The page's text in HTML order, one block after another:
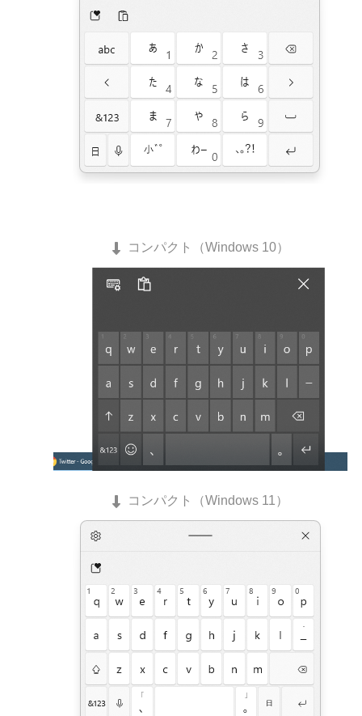
コンパクト（Windows 10）
コンパクト（Windows 11）